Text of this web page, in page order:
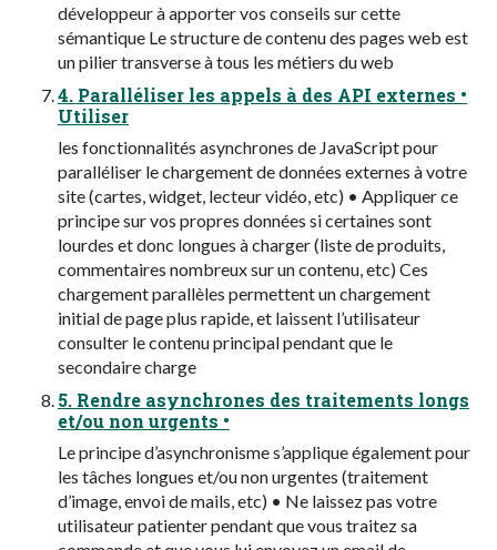
développeur à apporter vos conseils sur cette
sémantique Le structure de contenu des pages web est
un pilier transverse à tous les métiers du web
4. Paralléliser les appels à des API externes •
Utiliser
les fonctionnalités asynchrones de JavaScript pour
paralléliser le chargement de données externes à votre
site (cartes, widget, lecteur vidéo, etc) • Appliquer ce
principe sur vos propres données si certaines sont
lourdes et donc longues à charger (liste de produits,
commentaires nombreux sur un contenu, etc) Ces
chargement parallèles permettent un chargement
initial de page plus rapide, et laissent l’utilisateur
consulter le contenu principal pendant que le
secondaire charge
5. Rendre asynchrones des traitements longs
et/ou non urgents •
Le principe d’asynchronisme s’applique également pour
les tâches longues et/ou non urgentes (traitement
d’image, envoi de mails, etc) • Ne laissez pas votre
utilisateur patienter pendant que vous traitez sa